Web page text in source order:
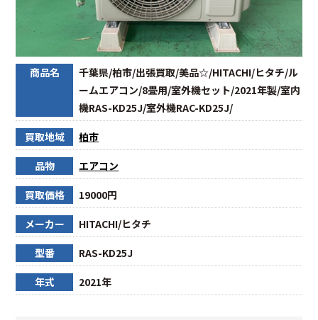
商品名
千葉県/柏市/出張買取/美品☆/HITACHI/ヒタチ/ル
ームエアコン/8畳用/室外機セット/2021年製/室内
機RAS-KD25J/室外機RAC-KD25J/
買取地域 柏市
品物 エアコン
買取価格 19000円
メーカー HITACHI/ヒタチ
型番 RAS-KD25J
年式 2021年